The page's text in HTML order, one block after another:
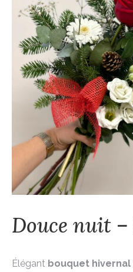
Douce nuit –
45€
à
79€
Élégant bouquet hivernal